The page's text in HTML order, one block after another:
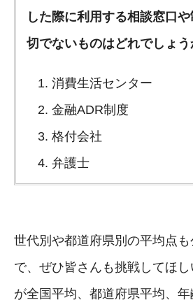
した際に利用する相談窓口
切でないものはどれでしょう
消費生活センター
金融ADR制度
格付会社
弁護士
世代別や都道府県別の平均点
で、ぜひ皆さんも挑戦してほ
が全国平均、都道府県平均、